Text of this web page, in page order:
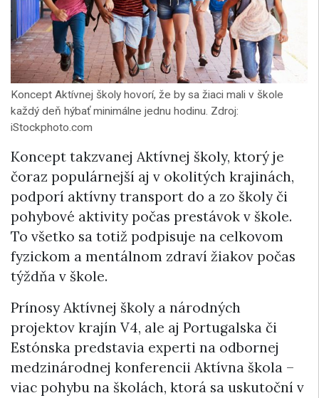
Koncept Aktívnej školy hovorí, že by sa žiaci mali v škole
každý deň hýbať minimálne jednu hodinu. Zdroj:
iStockphoto.com
Koncept takzvanej Aktívnej školy, ktorý je
čoraz populárnejší aj v okolitých krajinách,
podporí aktívny transport do a zo školy či
pohybové aktivity počas prestávok v škole.
To všetko sa totiž podpisuje na celkovom
fyzickom a mentálnom zdraví žiakov počas
týždňa v škole.
Prínosy Aktívnej školy a národných
projektov krajín V4, ale aj Portugalska či
Estónska predstavia experti na odbornej
medzinárodnej konferencii Aktívna škola –
viac pohybu na školách, ktorá sa uskutoční v